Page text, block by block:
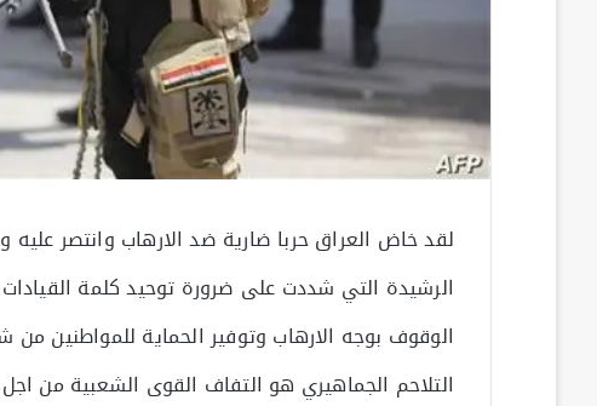
لقد خاض العراق حربا ضارية ضد الارهاب وانتصر
الرشيدة التي شددت على ضرورة توحيد كلمة
الوقوف بوجه الارهاب وتوفير الحماية للمواطنين
التلاحم الجماهيري هو التفاف القوى الشعبية من